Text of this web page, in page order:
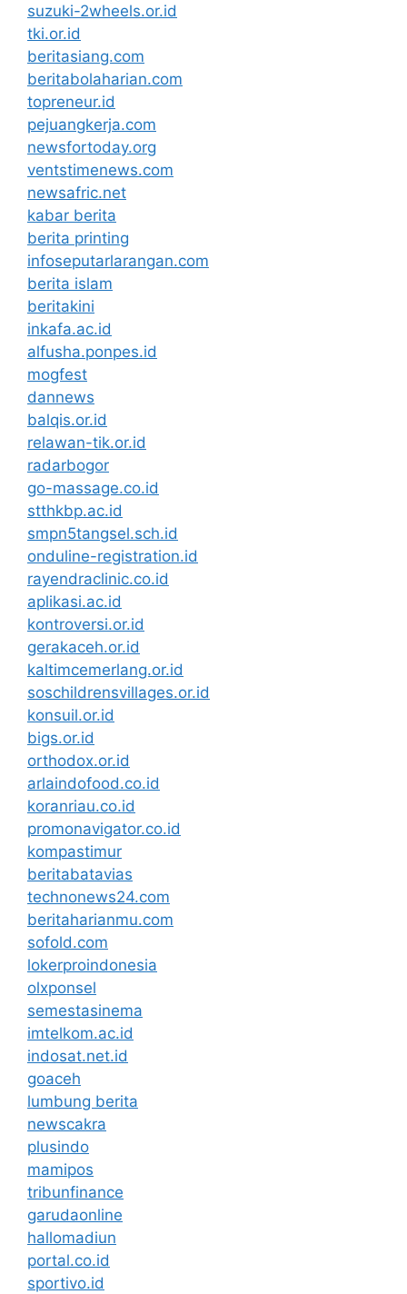
suzuki-2wheels.or.id
tki.or.id
beritasiang.com
beritabolaharian.com
topreneur.id
pejuangkerja.com
newsfortoday.org
ventstimenews.com
newsafric.net
kabar berita
berita printing
infoseputarlarangan.com
berita islam
beritakini
inkafa.ac.id
alfusha.ponpes.id
mogfest
dannews
balqis.or.id
relawan-tik.or.id
radarbogor
go-massage.co.id
stthkbp.ac.id
smpn5tangsel.sch.id
onduline-registration.id
rayendraclinic.co.id
aplikasi.ac.id
kontroversi.or.id
gerakaceh.or.id
kaltimcemerlang.or.id
soschildrensvillages.or.id
konsuil.or.id
bigs.or.id
orthodox.or.id
arlaindofood.co.id
koranriau.co.id
promonavigator.co.id
kompastimur
beritabatavias
technonews24.com
beritaharianmu.com
sofold.com
lokerproindonesia
olxponsel
semestasinema
imtelkom.ac.id
indosat.net.id
goaceh
lumbung berita
newscakra
plusindo
mamipos
tribunfinance
garudaonline
hallomadiun
portal.co.id
sportivo.id